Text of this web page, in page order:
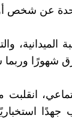
عن شخص
الميدانية،
شهورًا وربما